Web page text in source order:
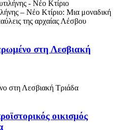
– Νέο Κτίριο: Μια μοναδική
της αρχαίας Λέσβου
στη Λεσβιακή
στη Λεσβιακή Τριάδα
οικισμός